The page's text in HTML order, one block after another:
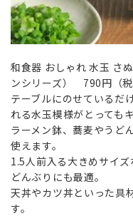
和食器 おしゃれ 水玉 さ
ンシリーズ） 790円（税
テーブルにのせているだ
れる水玉模様がとっても
ラーメン鉢、蕎麦やうど
使えます。
1.5人前入る大きめサイ
どんぶりにも最適。
天丼やカツ丼といった具
す。